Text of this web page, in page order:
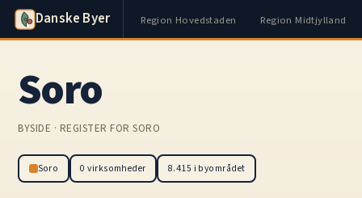
Danske Byer Region Hovedstaden Region Midtjylland
Soro
BYSIDE · REGISTER FOR SORO
Soro 0 virksomheder 8.415 i byområdet